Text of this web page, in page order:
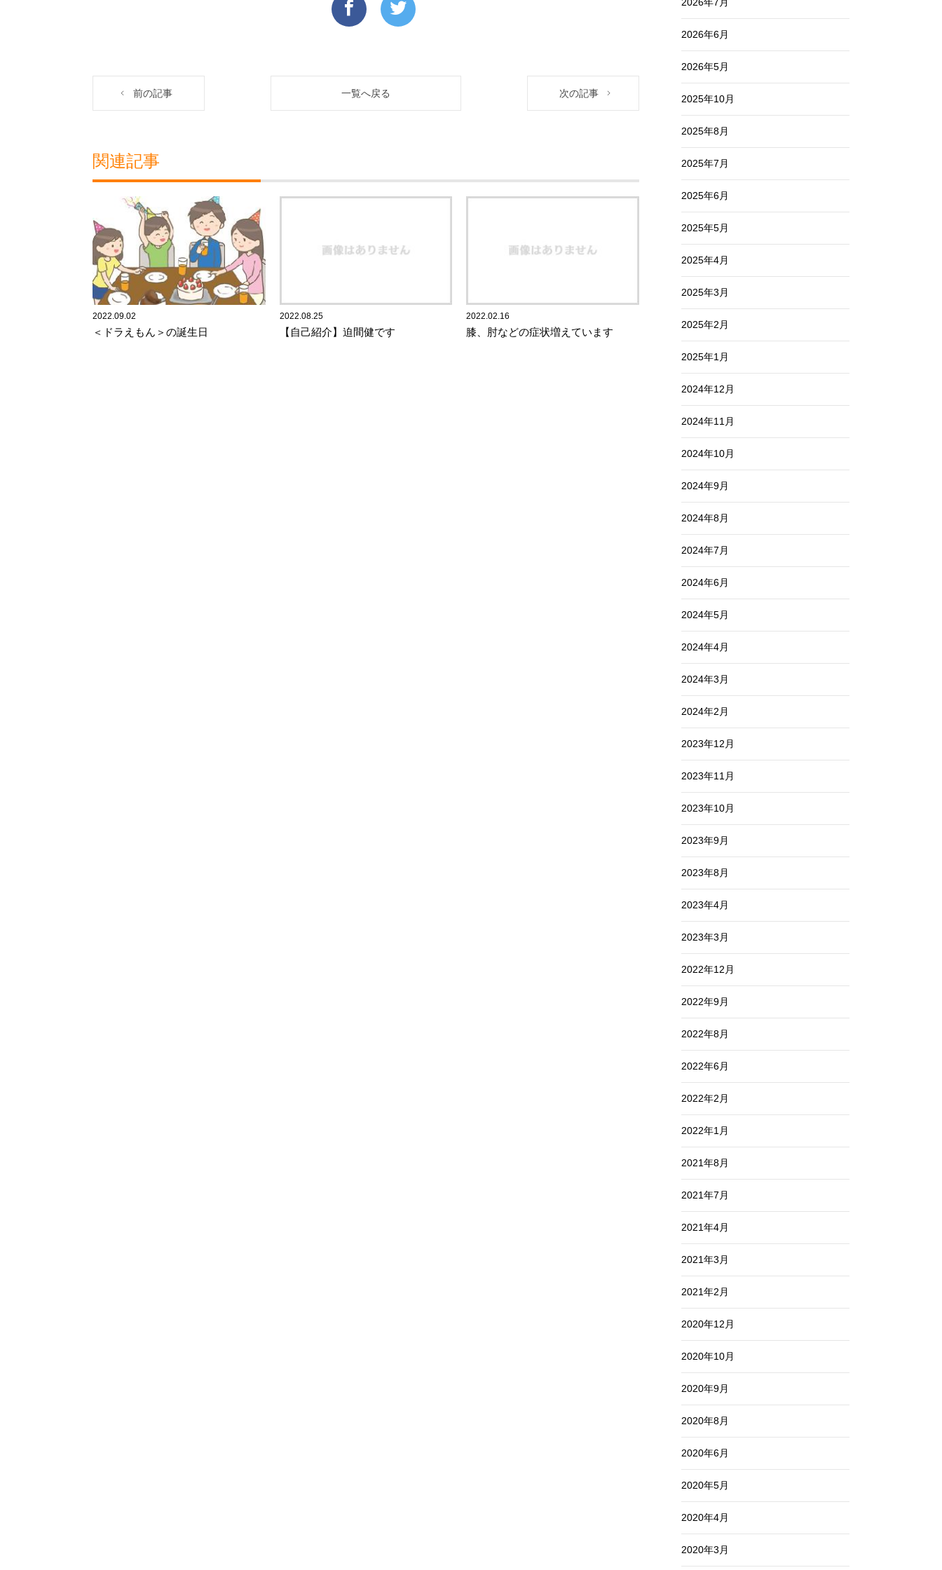
前の記事 次の記事
一覧へ戻る
関連記事
2022.09.02
＜ドラえもん＞の誕生日
2022.08.25
【自己紹介】迫間健です
2022.02.16
膝、肘などの症状増えています
2026年7月
2026年6月
2026年5月
2025年10月
2025年8月
2025年7月
2025年6月
2025年5月
2025年4月
2025年3月
2025年2月
2025年1月
2024年12月
2024年11月
2024年10月
2024年9月
2024年8月
2024年7月
2024年6月
2024年5月
2024年4月
2024年3月
2024年2月
2023年12月
2023年11月
2023年10月
2023年9月
2023年8月
2023年4月
2023年3月
2022年12月
2022年9月
2022年8月
2022年6月
2022年2月
2022年1月
2021年8月
2021年7月
2021年4月
2021年3月
2021年2月
2020年12月
2020年10月
2020年9月
2020年8月
2020年6月
2020年5月
2020年4月
2020年3月